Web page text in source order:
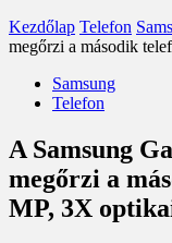
Kezdőlap Telefon
megőrzi a második
Samsung
Telefon
A Samsung
megőrzi a
MP, 3X